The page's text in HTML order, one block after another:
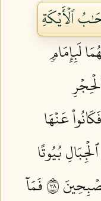
ٱلۡأَيۡكَةِ
لَبِإِمَامٖ
عَنۡهَا
بُيُوتًا
٨٣
فَمَآ